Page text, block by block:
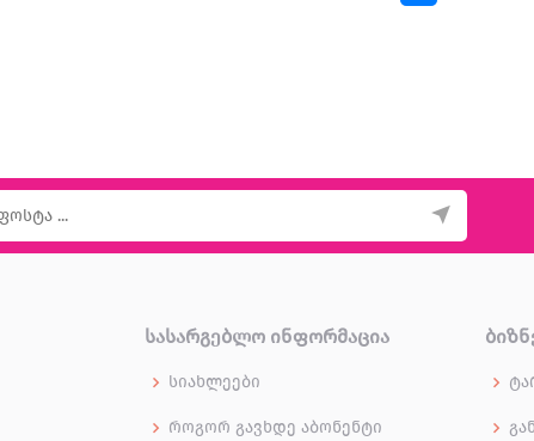
ᲡᲐᲡᲐᲠᲒᲔᲑᲚᲝ ᲘᲜᲤᲝᲠᲛᲐᲪᲘᲐ
სიახლეები
როგორ გავხდე აბონენტი